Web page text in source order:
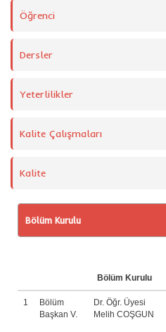
Öğrenci
Dersler
Yeterlilikler
Kalite Çalışmaları
Kalite
Bölüm Kurulu
Bölüm Kurulu
1
Bölüm
Başkan V.
Dr. Öğr. Üyesi
Melih COŞGUN